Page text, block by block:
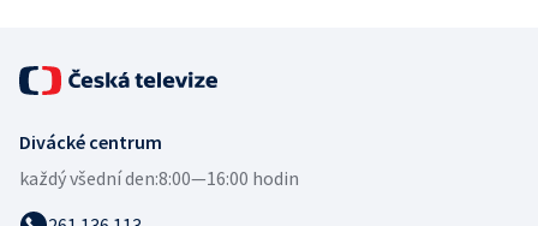
Divácké centrum
každý všední den:8:00—16:00 hodin